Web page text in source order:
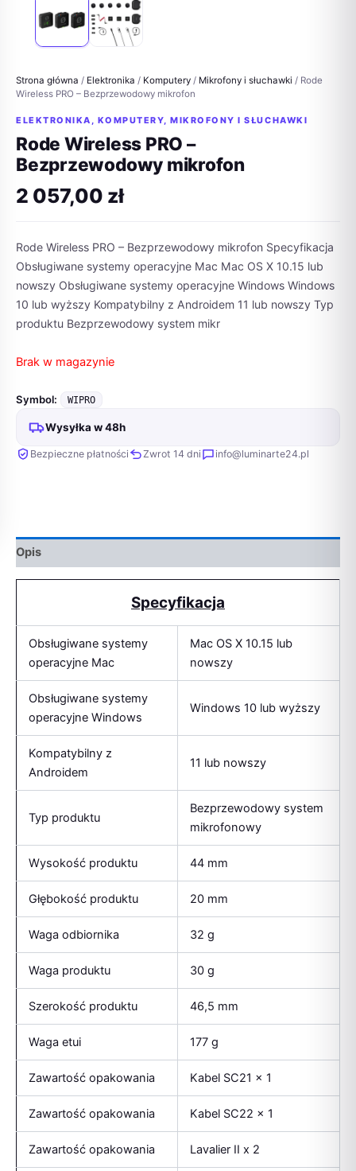
Strona główna / Elektronika / Komputery / Mikrofony i słuchawki / Rode
Wireless PRO – Bezprzewodowy mikrofon
ELEKTRONIKA , KOMPUTERY,MIKROFONY I SŁUCHAWKI
Rode Wireless PRO –
Bezprzewodowy mikrofon
2 057,00 zł
Rode Wireless PRO – Bezprzewodowy mikrofon Specyfikacja
Obsługiwane systemy operacyjne Mac Mac OS X 10.15 lub
nowszy Obsługiwane systemy operacyjne Windows Windows
10 lub wyższy Kompatybilny z Androidem 11 lub nowszy Typ
produktu Bezprzewodowy system mikr
Brak w magazynie
Symbol: WIPRO
Wysyłka w 48h
Bezpieczne płatności Zwrot 14 dni info@luminarte24.pl
Opis
Specyfikacja
Obsługiwane systemy
operacyjne Mac
Mac OS X 10.15 lub
nowszy
Obsługiwane systemy
operacyjne Windows
Windows 10 lub wyższy
Kompatybilny z
Androidem
11 lub nowszy
Typ produktu
Bezprzewodowy system
mikrofonowy
Wysokość produktu 44 mm
Głębokość produktu 20 mm
Waga odbiornika 32 g
Waga produktu 30 g
Szerokość produktu 46,5 mm
Waga etui 177 g
Zawartość opakowania Kabel SC21 x 1
Zawartość opakowania Kabel SC22 x 1
Zawartość opakowania Lavalier II x 2